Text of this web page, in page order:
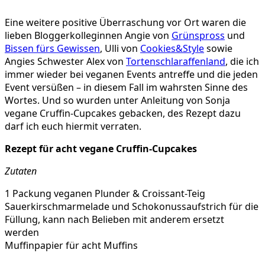
Eine weitere positive Überraschung vor Ort waren die
lieben Bloggerkolleginnen Angie von Grünspross und
Bissen fürs Gewissen, Ulli von Cookies&Stylesowie
Angies Schwester Alex von Tortenschlaraffenland, die ich
immer wieder bei veganen Events antreffe und die jeden
Event versüßen – in diesem Fall im wahrsten Sinne des
Wortes. Und so wurden unter Anleitung von Sonja
vegane Cruffin-Cupcakes gebacken, des Rezept dazu
darf ich euch hiermit verraten.
Rezept für acht vegane Cruffin-Cupcakes
Zutaten
1 Packung veganen Plunder & Croissant-Teig
Sauerkirschmarmelade und Schokonussaufstrich für die
Füllung, kann nach Belieben mit anderem ersetzt
werden
Muffinpapier für acht Muffins